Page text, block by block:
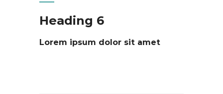
Heading 6
Lorem ipsum dolor sit amet